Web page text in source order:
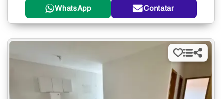
WhatsApp Contatar